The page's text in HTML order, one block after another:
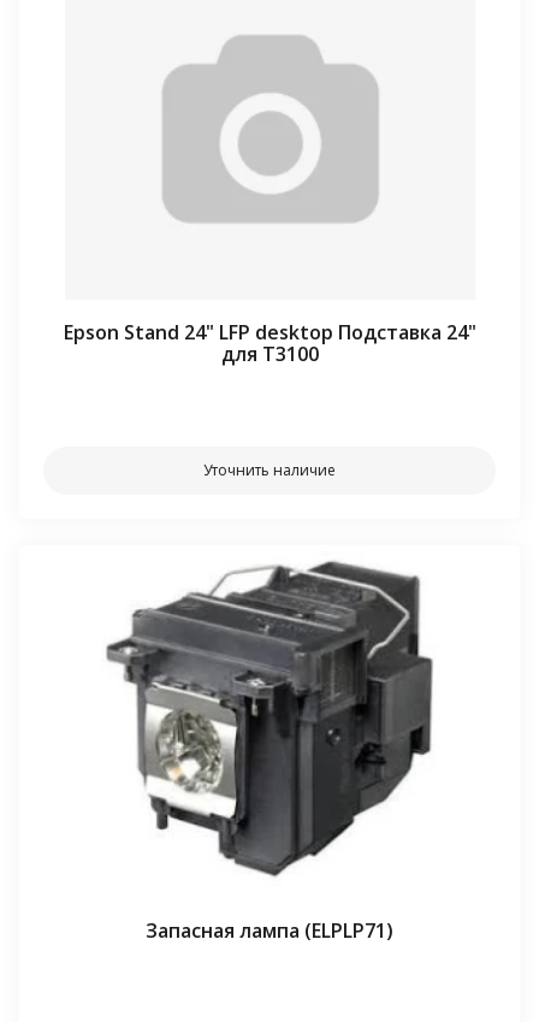
Epson Stand 24" LFP desktop Подставка 24"
для T3100
Уточнить наличие
Запасная лампа (ELPLP71)